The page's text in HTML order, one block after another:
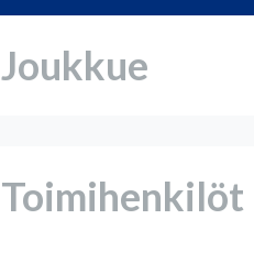
Joukkue
Toimihenkilöt